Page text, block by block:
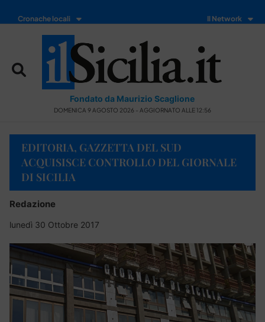
Cronache locali Il Network
Fondato da Maurizio Scaglione
DOMENICA 9 AGOSTO 2026 - AGGIORNATO ALLE 12:56
EDITORIA, GAZZETTA DEL SUD
ACQUISISCE CONTROLLO DEL GIORNALE
DI SICILIA
Redazione
lunedì 30 Ottobre 2017